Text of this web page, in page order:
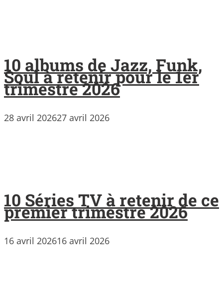
10 albums de Jazz, Funk,
Soul à retenir pour le 1er
trimestre 2026
28 avril 202627 avril 2026
10 Séries TV à retenir de ce
premier trimestre 2026
16 avril 202616 avril 2026